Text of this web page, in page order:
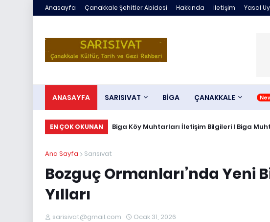
Anasayfa Çanakkale Şehitler Abidesi Hakkında İletişim Yasal
ANASAYFA SARISIVAT BİGA ÇANAKKALE
EN ÇOK OKUNAN Biga Köy Muhtarları İletişim Bilgileri I Biga
Ana Sayfa Sarısıvat
Bozguç Ormanları’nda Yeni
Yılları
sarisivat@gmail.com Ocak 31, 2026